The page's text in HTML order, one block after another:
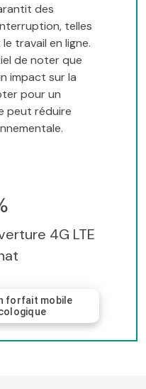
des
telles
travail en ligne.
de noter que
impact sur la
pour un
peut réduire
4G LTE
forfait mobile